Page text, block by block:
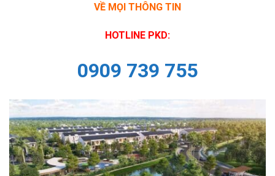
VỀ MỌI THÔNG TIN
HOTLINE PKD:
0909 739 755